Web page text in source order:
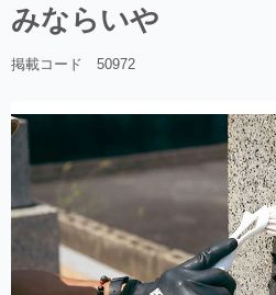
みならいや
掲載コード 50972